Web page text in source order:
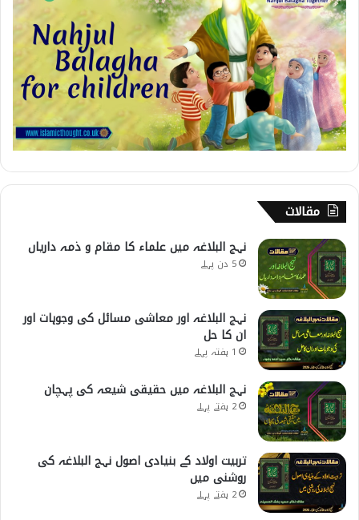
مقالات
نہج البلاغہ میں علماء کا مقام و ذمہ داریاں
5 دن پہلے
نہج البلاغہ اور معاشی مسائل کی وجوہات اور
ان کا حل
1 ہفتہ پہلے
نہج البلاغہ میں حقیقی شیعہ کی پہچان
2 ہفتے پہلے
تربیت اولاد کے بنیادی اصول نہج البلاغہ کی
روشنی میں
2 ہفتے پہلے